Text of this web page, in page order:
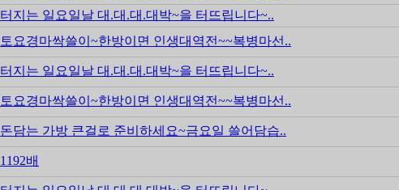
터지는 일요일날 대.대.대.대박~을 터뜨립니다~..
토요경마싹쓸이~한방이면 인생대역전~~복병마선..
터지는 일요일날 대.대.대.대박~을 터뜨립니다~..
토요경마싹쓸이~한방이면 인생대역전~~복병마선..
돈담는 가방 큰걸로 준비하세요~금요일 쓸어담습..
1192배